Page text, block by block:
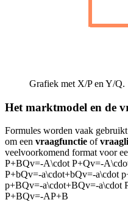
Grafiek met X/P en Y/Q.
Het marktmodel en de
Formules worden vaak
om een vraagfunctie of
veelvoorkomend format voor
P+BQv=-A\cdot P+Qv=-
P+bQv=-a\cdot+bQv=-a\cdot
p+BQv=-a\cdot+BQv=-a\cdot
P+BQv=-AP+B